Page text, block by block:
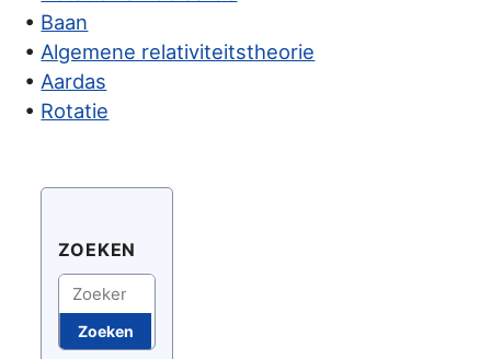
• Baan
• Algemene relativiteitstheorie
• Aardas
• Rotatie
ZOEKEN
Zoeken
Zoeken